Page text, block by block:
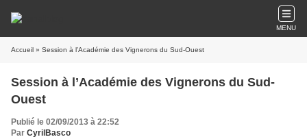
MENU
Accueil » Session à l’Académie des Vignerons du Sud-Ouest
Session à l’Académie des Vignerons du Sud-
Ouest
Publié le 02/09/2013 à 22:52
Par CyrilBasco